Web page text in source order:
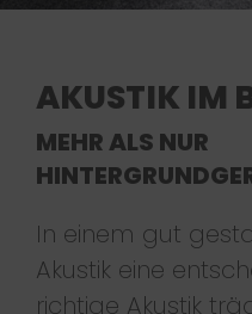
AKUSTIK IM
MEHR ALS NUR
In einem gut
Akustik eine
richtige Akustik